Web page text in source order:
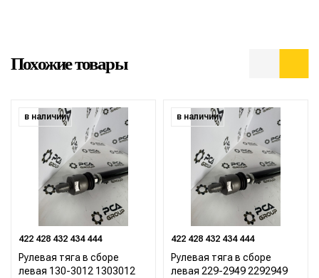
Похожие товары
в наличии
422 428 432 434 444
Рулевая тяга в сборе
левая 130-3012 1303012
в наличии
422 428 432 434 444
Рулевая тяга в сборе
левая 229-2949 2292949